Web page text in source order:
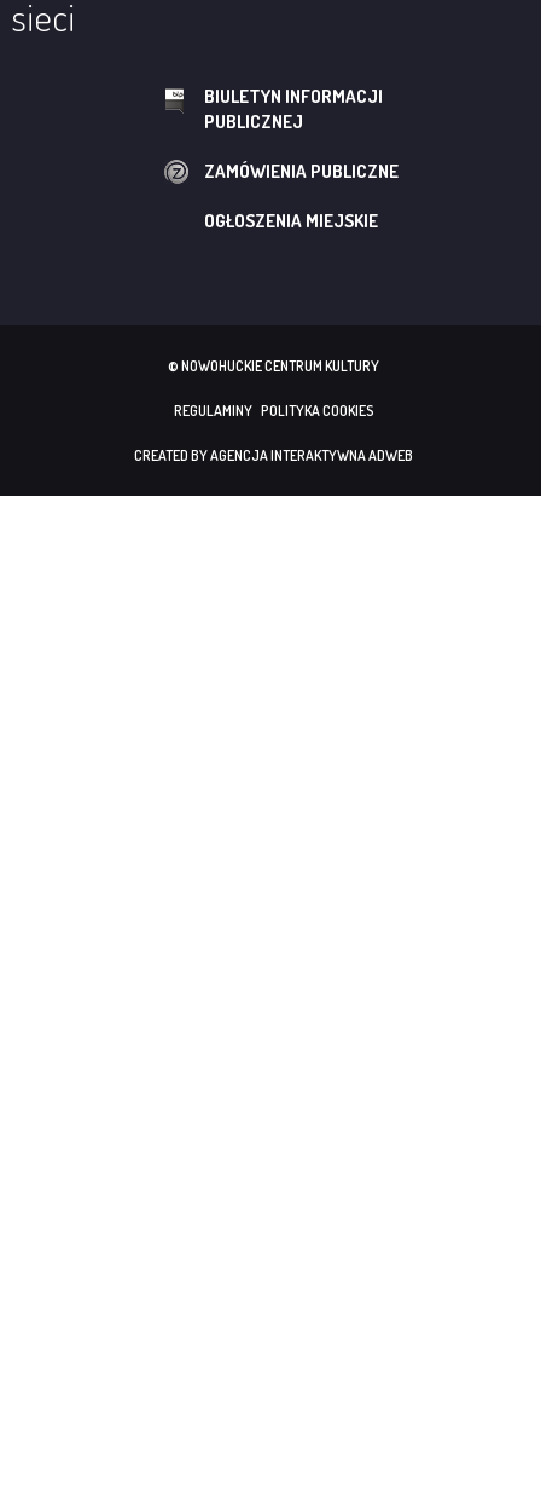
sieci
BIULETYN INFORMACJI
PUBLICZNEJ
ZAMÓWIENIA PUBLICZNE
OGŁOSZENIA MIEJSKIE
© NOWOHUCKIE CENTRUM KULTURY
REGULAMINY POLITYKA COOKIES
CREATED BY AGENCJA INTERAKTYWNA ADWEB